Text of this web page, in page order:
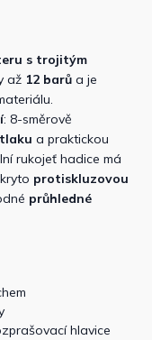
s trojitým
až 12 barů a je
: 8-směrově
a praktickou
rukojeť hadice má
protiskluzovou
průhledné
hlavice